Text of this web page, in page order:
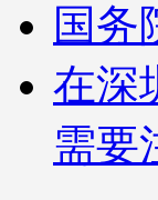
国
在深
需要